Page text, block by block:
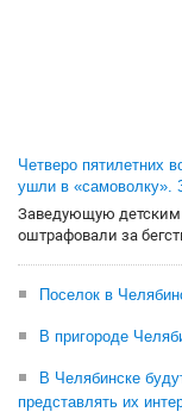
Четверо пятилетних
ушли в
Заведующую
оштрафовали за
Поселок в
В пригороде
В Челябинске
представлять их